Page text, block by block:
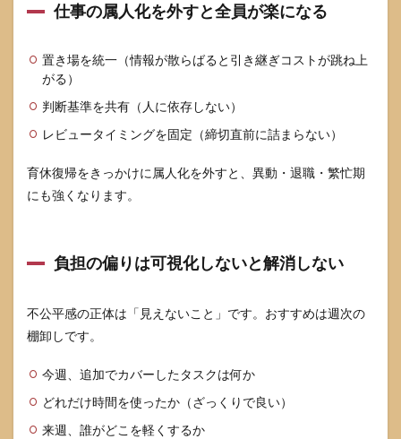
仕事の属人化を外すと全員が楽になる
置き場を統一（情報が散らばると引き継ぎコストが跳ね上
がる）
判断基準を共有（人に依存しない）
レビュータイミングを固定（締切直前に詰まらない）
育休復帰をきっかけに属人化を外すと、異動・退職・繁忙期
にも強くなります。
負担の偏りは可視化しないと解消しない
不公平感の正体は「見えないこと」です。おすすめは週次の
棚卸しです。
今週、追加でカバーしたタスクは何か
どれだけ時間を使ったか（ざっくりで良い）
来週、誰がどこを軽くするか